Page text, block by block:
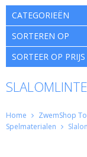
CATEGORIEËN
SORTEREN OP
SORTEER OP PRIJS
Home
ZwemShop
Spelmaterialen